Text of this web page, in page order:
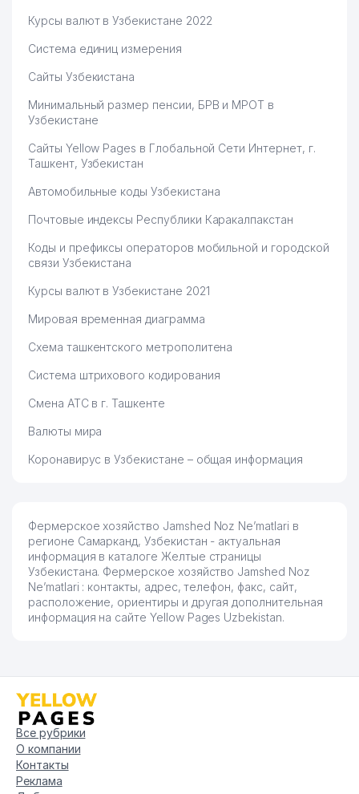
Курсы валют в Узбекистане 2022
Система единиц измерения
Сайты Узбекистана
Минимальный размер пенсии, БРВ и МРОТ в
Узбекистане
Сайты Yellow Pages в Глобальной Сети Интернет, г.
Ташкент, Узбекистан
Автомобильные коды Узбекистана
Почтовые индексы Республики Каракалпакстан
Коды и префиксы операторов мобильной и городской
связи Узбекистана
Курсы валют в Узбекистане 2021
Мировая временная диаграмма
Схема ташкентского метрополитена
Система штрихового кодирования
Смена АТС в г. Ташкенте
Валюты мира
Коронавирус в Узбекистане – общая информация
Фермерское хозяйство Jamshed Noz Ne’matlari в
регионе Самарканд, Узбекистан - актуальная
информация в каталоге Желтые страницы
Узбекистана. Фермерское хозяйство Jamshed Noz
Ne’matlari : контакты, адрес, телефон, факс, сайт,
расположение, ориентиры и другая дополнительная
информация на сайте Yellow Pages Uzbekistan.
Все рубрики
О компании
Контакты
Реклама